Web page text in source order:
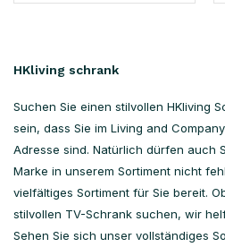
HKliving schrank
Suchen Sie einen stilvollen HKliving
sein, dass Sie im Living and
Adresse sind. Natürlich dürfen auch
Marke in unserem Sortiment nicht
vielfältiges Sortiment für Sie bereit.
stilvollen TV-Schrank suchen, wir
Sehen Sie sich unser vollständiges